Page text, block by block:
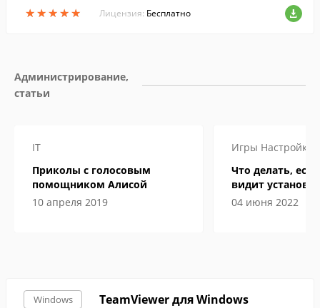
★★★★★
★★★★★ Лицензия: Бесплатно
Администрирование,
статьи
IT
Приколы с голосовым
помощником Алисой
10 апреля 2019
Игры Настройка
Что делать,
видит
04 июня 2022
Windows TeamViewer для Windows